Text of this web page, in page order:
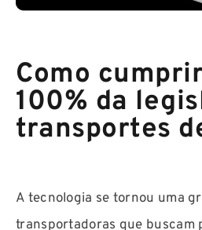
Como
100% da
transportes
A tecnologia se tornou uma
transportadoras que buscam